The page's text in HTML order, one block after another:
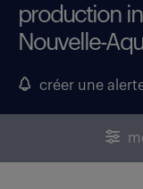
production
Nouvelle-
créer une